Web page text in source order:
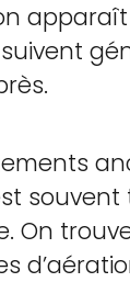
souvent
On